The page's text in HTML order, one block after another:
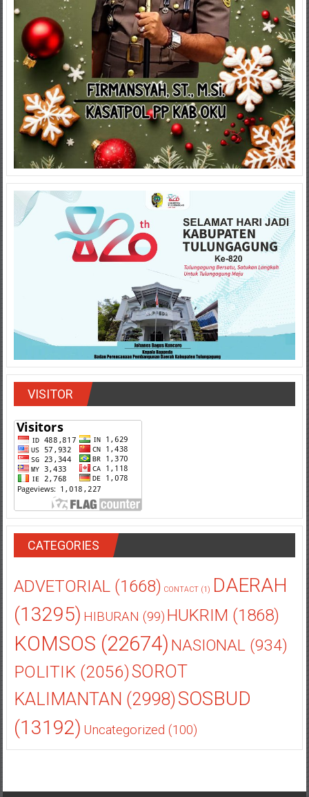
VISITOR
CATEGORIES
ADVETORIAL(1668) CONTACT(1) DAERAH
(13295) HIBURAN (99) HUKRIM (1868)
KOMSOS (22674) NASIONAL(934)
POLITIK(2056)SOROT
KALIMANTAN (2998)SOSBUD
(13192) Uncategorized (100)